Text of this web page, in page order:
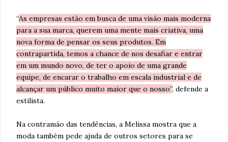
“As empresas estão em busca de uma visão mais moderna
para a sua marca, querem uma mente mais criativa, uma
nova forma de pensar os seus produtos. Em
contrapartida, temos a chance de nos desafiar e entrar
em um mundo novo, de ter o apoio de uma grande
equipe, de encarar o trabalho em escala industrial e de
alcançar um público muito maior que o nosso”, defende a
estilista.
Na contramão das tendências, a Melissa mostra que a
moda também pede ajuda de outros setores para se